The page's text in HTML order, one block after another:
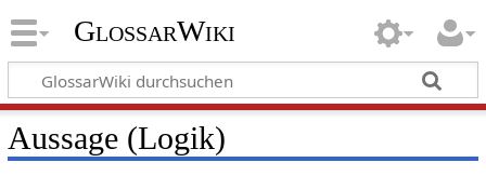
GlossarWiki
Aussage (Logik)